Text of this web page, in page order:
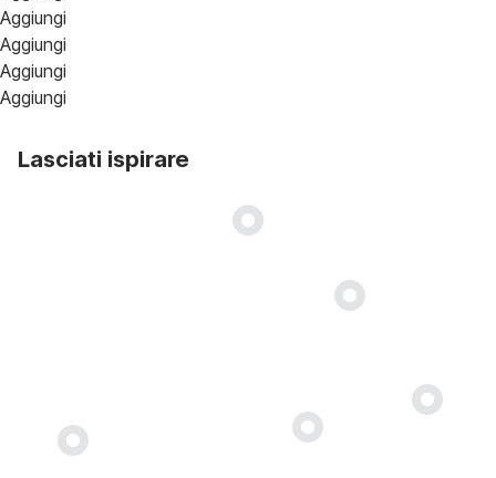
Aggiungi
Aggiungi
Aggiungi
Aggiungi
Lasciati ispirare